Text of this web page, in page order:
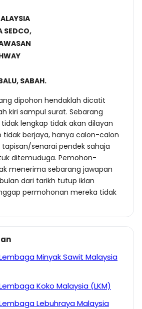
SEDCO,
SABAH.
dipohon hendaklah dicatit
kiri sampul surat. Sebarang
lengkap tidak akan dilayan
tidak berjaya, hanya calon-calon
senarai pendek sahaja
ditemuduga. Pemohon-
menerima sebarang jawapan
dari tarikh tutup iklan
permohonan mereka tidak
Minyak Sawit Malaysia
Koko Malaysia (LKM)
Lebuhraya Malaysia